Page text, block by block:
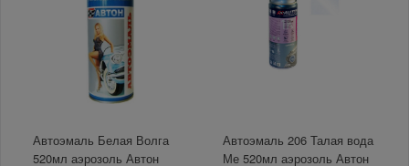
Автоэмаль Белая Волга
520мл аэрозоль Автон
Автоэмаль 206 Талая вода
Ме 520мл аэрозоль Автон